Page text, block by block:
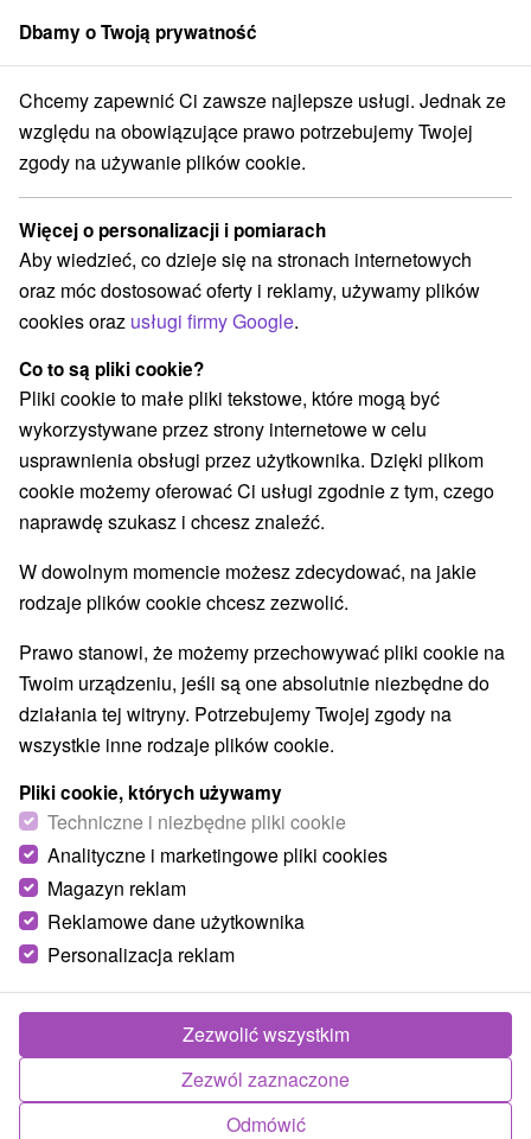
członek grupySorger
z adrenaliną Stredné Slovensko Žilinský kraj Oščadnica
Atrakcje z adrenaliną Oščadnica a
v okolí
Kategorie
Wszystkie kategorie
Tory bobslejowe
Kolejki linowe(2) Atrakcje z adrenaliną
Atrakcje turystyczne (2) Atrakcje dla dzieci(3)
Wieże obserwacyjne i chodniki(2) Sporty(1)
Chaty górskie (1) Ośrodek narciarski(1)
Sun Paradise Veľká Rača Oščadnica
Oščadnica
Znajduje się w miejscowości Dedovka, w ośrodku Veľká
Rača i oferuje różne atrakcje dla wszystkich grup
wiekowych. Centrum rozrywki oferuje...
POKAZ
Dbamy o Twoją prywatność
Chcemy zapewnić Ci zawsze najlepsze usługi. Jednak ze
względu na obowiązujące prawo potrzebujemy Twojej
zgody na używanie plików cookie.
Więcej o personalizacji i pomiarach
Aby wiedzieć, co dzieje się na stronach internetowych
oraz móc dostosować oferty i reklamy, używamy plików
cookies oraz usługi firmy Google.
Co to są pliki cookie?
Pliki cookie to małe pliki tekstowe, które mogą być
wykorzystywane przez strony internetowe w celu
usprawnienia obsługi przez użytkownika. Dzięki plikom
cookie możemy oferować Ci usługi zgodnie z tym, czego
naprawdę szukasz i chcesz znaleźć.
W dowolnym momencie możesz zdecydować, na jakie
rodzaje plików cookie chcesz zezwolić.
Prawo stanowi, że możemy przechowywać pliki cookie na
Twoim urządzeniu, jeśli są one absolutnie niezbędne do
działania tej witryny. Potrzebujemy Twojej zgody na
wszystkie inne rodzaje plików cookie.
Pliki cookie, których używamy
Techniczne i niezbędne pliki cookie
Analityczne i marketingowe pliki cookies
Magazyn reklam
Reklamowe dane użytkownika
Personalizacja reklam
Odmówić
Zezwól zaznaczone
Zezwolić wszystkim